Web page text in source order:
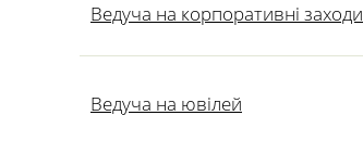
Ведуча на корпоративні заходи
Ведуча на ювілей